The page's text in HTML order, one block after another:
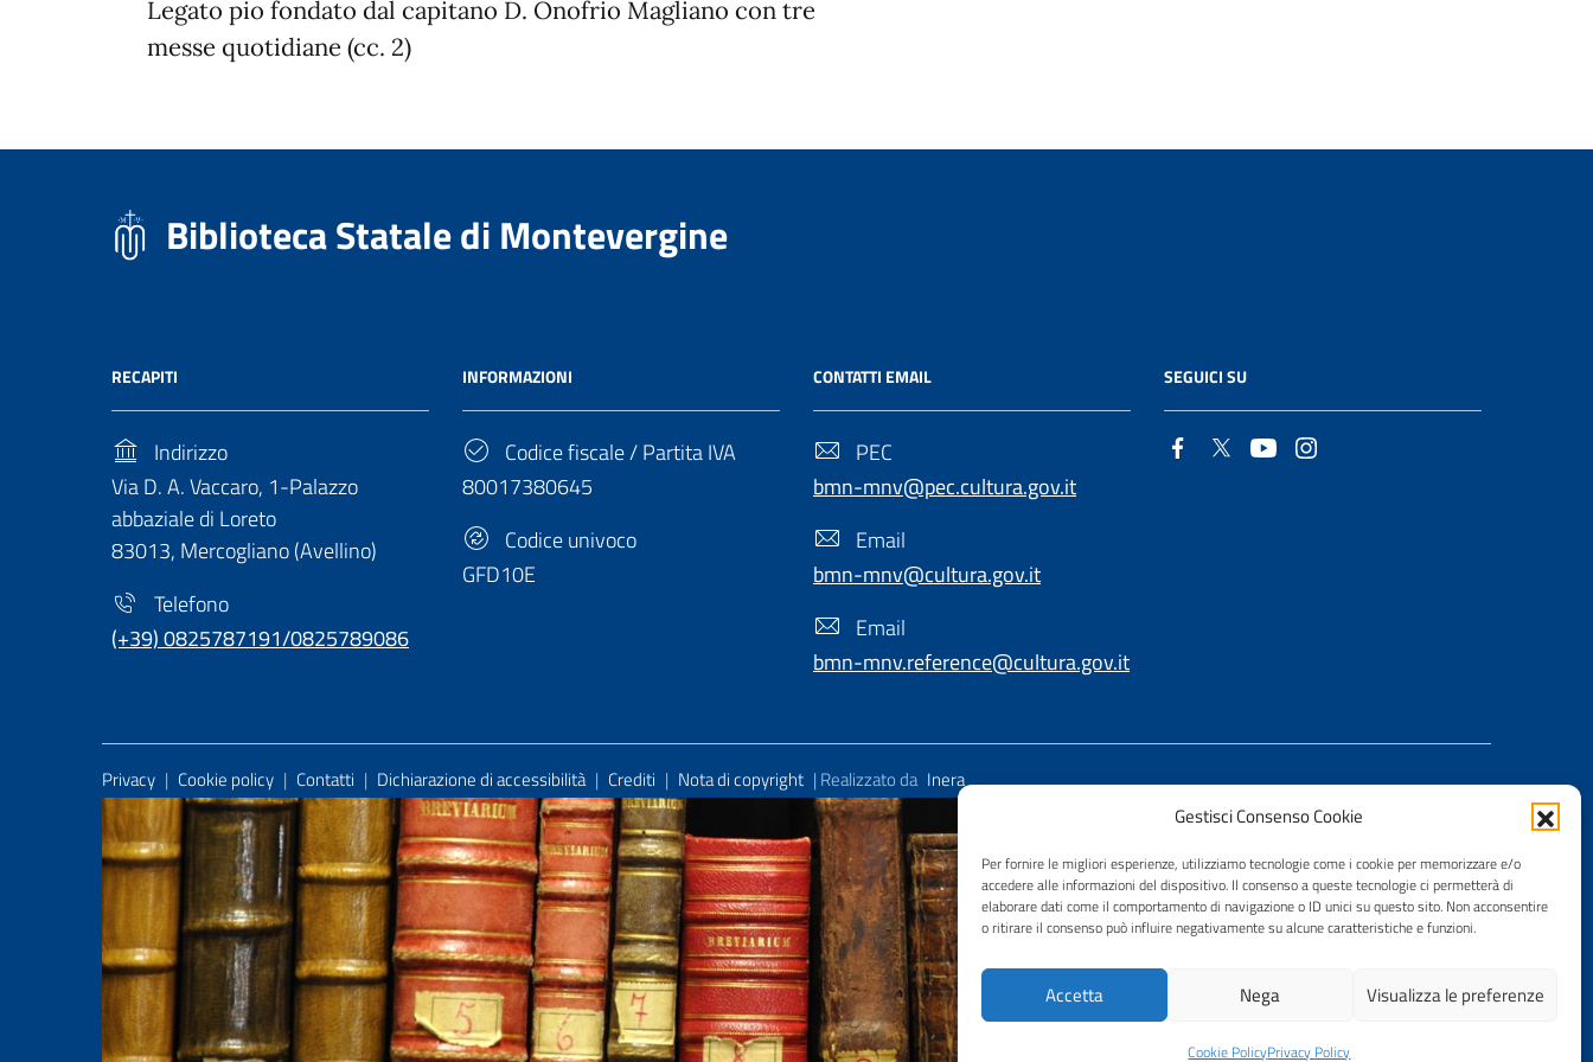
Gestisci Consenso Cookie
Per fornire le migliori esperienze, utilizziamo tecnologie come i cookie per memorizzare e/o
accedere alle informazioni del dispositivo. Il consenso a queste tecnologie ci permetterà di
elaborare dati come il comportamento di navigazione o ID unici su questo sito. Non acconsentire
o ritirare il consenso può influire negativamente su alcune caratteristiche e funzioni.
Accetta Nega Visualizza le preferenze
Cookie PolicyPrivacy Policy
Legato pio fondato dal capitano D. Onofrio Magliano con tre
messe quotidiane (cc. 2)
Biblioteca Statale di Montevergine
RECAPITI
Indirizzo
Via D. A. Vaccaro, 1-Palazzo
abbaziale di Loreto
83013, Mercogliano (Avellino)
Telefono
(+39) 0825787191/0825789086
INFORMAZIONI
Codice fiscale / Partita IVA
80017380645
Codice univoco
GFD10E
CONTATTI EMAIL
PEC
bmn-mnv@pec.cultura.gov.it
Email
bmn-mnv@cultura.gov.it
Email
bmn-mnv.reference@cultura.gov.it
SEGUICI SU
Useful Links Section
Privacy | Cookie policy | Contatti | Dichiarazione di accessibilità | Crediti | Nota di copyright | Realizzato da Inera